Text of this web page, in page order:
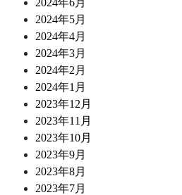
2024年5月
2024年4月
2024年3月
2024年2月
2024年1月
2023年12月
2023年11月
2023年10月
2023年9月
2023年8月
2023年7月